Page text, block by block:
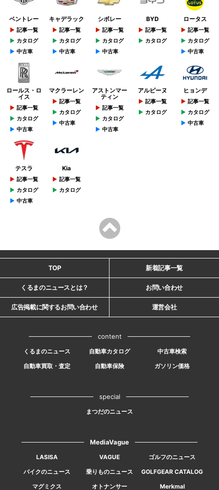
ベントレー
記事一覧
カタログ
中古車
キャデラック
記事一覧
カタログ
中古車
シボレー
記事一覧
カタログ
中古車
BYD
記事一覧
カタログ
ロータス
記事一覧
カタログ
中古車
ロールス・ロ
イス
記事一覧
カタログ
中古車
マクラーレン
記事一覧
カタログ
中古車
アストンマー
ティン
記事一覧
カタログ
中古車
アルピーヌ
記事一覧
カタログ
ヒョンデ
記事一覧
カタログ
中古車
テスラ
記事一覧
カタログ
中古車
Kia
記事一覧
カタログ
TOP 新着記事一覧
くるまのニュースとは？ お問い合わせ
広告掲載に関するお問い合わせ 運営会社
content
くるまのニュース 自動車カタログ
中古車検索
自動車買取・査定
自動車保険 ガソリン価格
special
まつだのニュース
MediaVague
LASISA VAGUE
ゴルフのニュース
バイクのニュース
乗りものニュース
GOLFGEAR CATALOG
マグミクス
オトナンサー Merkmal